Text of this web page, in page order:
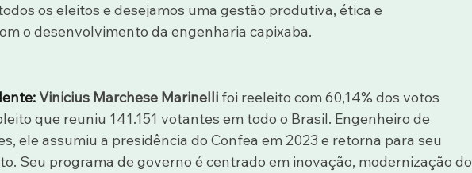
os eleitos e desejamos uma gestão produtiva, ética e
o desenvolvimento da engenharia capixaba.
Vinicius Marchese Marinelli foi reeleito com 60,14% dos votos
que reuniu 141.151 votantes em todo o Brasil. Engenheiro de
ele assumiu a presidência do Confea em 2023 e retorna para seu
Seu programa de governo é centrado em inovação, modernização do